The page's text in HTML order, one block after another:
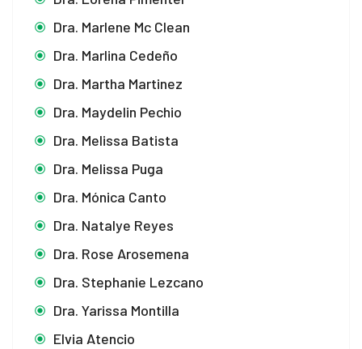
Dra. Marlene Mc Clean
Dra. Marlina Cedeño
Dra. Martha Martinez
Dra. Maydelin Pechio
Dra. Melissa Batista
Dra. Melissa Puga
Dra. Mónica Canto
Dra. Natalye Reyes
Dra. Rose Arosemena
Dra. Stephanie Lezcano
Dra. Yarissa Montilla
Elvia Atencio